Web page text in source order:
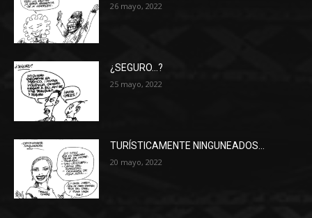
26 mayo, 2022
¿SEGURO…?
25 mayo, 2022
TURÍSTICAMENTE NINGUNEADOS…
20 mayo, 2022